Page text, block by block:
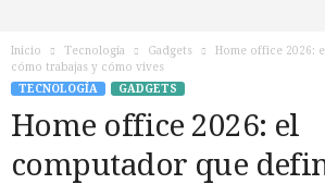
Inicio Tecnología Gadgets
Home office 2026:
cómo trabajas y cómo vives
TECNOLOGÍA
GADGETS
Home office 2026: el
computador que